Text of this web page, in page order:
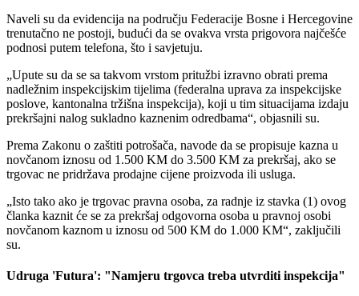
Naveli su da evidencija na području Federacije Bosne i Hercegovine
trenutačno ne postoji, budući da se ovakva vrsta prigovora najčešće
podnosi putem telefona, što i savjetuju.
Upute su da se sa takvom vrstom pritužbi izravno obrati prema
nadležnim inspekcijskim tijelima (federalna uprava za inspekcijske
poslove, kantonalna tržišna inspekcija), koji u tim situacijama izdaju
prekršajni nalog sukladno kaznenim odredbama , objasnili su.
Prema Zakonu o zaštiti potrošača, navode da se propisuje kazna u
novčanom iznosu od 1.500 KM do 3.500 KM za prekršaj, ako se
trgovac ne pridržava prodajne cijene proizvoda ili usluga.
Isto tako ako je trgovac pravna osoba, za radnje iz stavka (1) ovog
članka kaznit će se za prekršaj odgovorna osoba u pravnoj osobi
novčanom kaznom u iznosu od 500 KM do 1.000 KM , zaključili
su.
Udruga 'Futura': "Namjeru trgovca treba utvrditi inspekcija"